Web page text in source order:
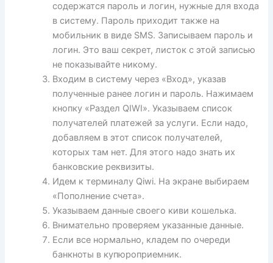
содержатся пароль и логин, нужные для входа
в систему. Пароль приходит также на
мобильник в виде SMS. Записываем пароль и
логин. Это ваш секрет, листок с этой записью
не показывайте никому.
Входим в систему через «Вход», указав
полученные ранее логин и пароль. Нажимаем
кнопку «Раздел QIWI». Указываем список
получателей платежей за услуги. Если надо,
добавляем в этот список получателей,
которых там нет. Для этого надо знать их
банковские реквизиты.
Идем к терминалу Qiwi. На экране выбираем
«Пополнение счета».
Указываем данные своего киви кошелька.
Внимательно проверяем указанные данные.
Если все нормально, кладем по очереди
банкноты в купюроприемник.